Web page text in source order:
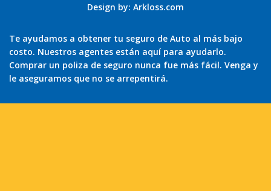
Design by: Arkloss.com
Te ayudamos a obtener tu seguro de Auto al más bajo
costo. Nuestros agentes están aquí para ayudarlo.
Comprar un poliza de seguro nunca fue más fácil. Venga y
le aseguramos que no se arrepentirá.